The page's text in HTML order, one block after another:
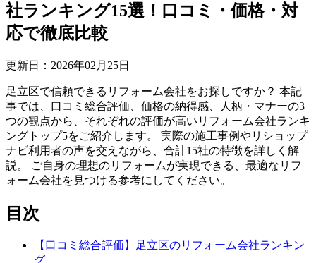
社ランキング15選！口コミ・価格・対
応で徹底比較
更新日： 2026年02 月 25日
足立区で信頼できるリフォーム会社をお探しですか？ 本記
事では、口コミ総合評価、価格の納得感、人柄・マナーの3
つの観点から、それぞれの評価が高いリフォーム会社ランキ
ングトップ5をご紹介します。 実際の施工事例やリショップ
ナビ利用者の声を交えながら、合計15社の特徴を詳しく解
説。 ご自身の理想のリフォームが実現できる、最適なリフ
ォーム会社を見つける参考にしてください。
目次
【口コミ総合評価】足立区のリフォーム会社ランキン
グ